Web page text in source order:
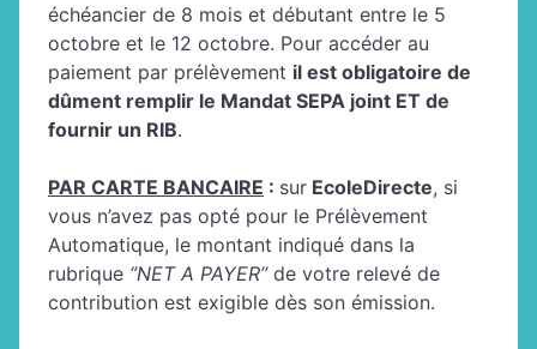
échéancier de 8 mois et débutant entre le 5
octobre et le 12 octobre. Pour accéder au
paiement par prélèvement il est obligatoire de
dûment remplir le Mandat SEPA joint ET de
fournir un RIB.
PAR CARTE BANCAIRE : sur EcoleDirecte, si
vous n’avez pas opté pour le Prélèvement
Automatique, le montant indiqué dans la
rubrique ‘’NET A PAYER’’ de votre relevé de
contribution est exigible dès son émission.